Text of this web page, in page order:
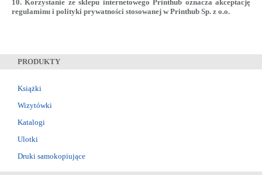
10. Korzystanie ze sklepu internetowego Printhub oznacza akceptację
regulaminu i polityki prywatności stosowanej w Printhub Sp. z o.o.
PRODUKTY
Książki
Wizytówki
Katalogi
Ulotki
Druki samokopiujące